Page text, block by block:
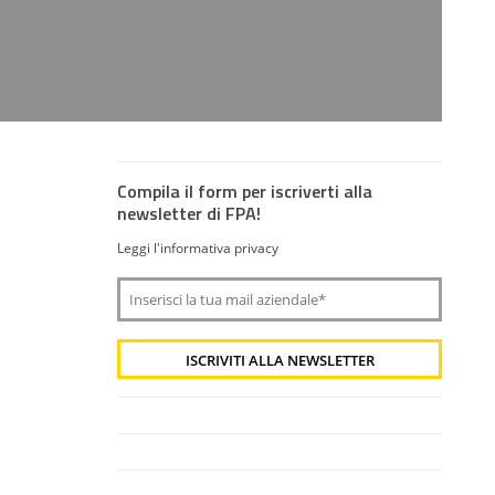
Compila il form per iscriverti alla
newsletter di FPA!
Leggi l'informativa privacy